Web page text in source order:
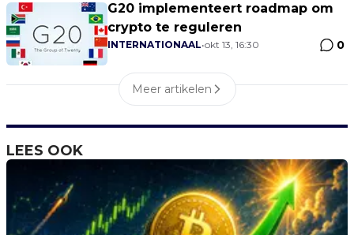
G20 implementeert roadmap om
crypto te reguleren
INTERNATIONAAL•okt 13, 16:30 0
Meer artikelen
LEES OOK